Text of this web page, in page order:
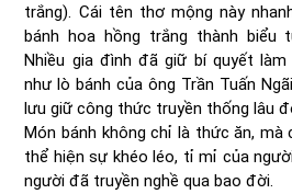
trắng). Cái tên thơ mộng này
bánh hoa hồng trắng thành biểu
Nhiều gia đình đã giữ bí quyết
như lò bánh của ông Trần Tuấn
lưu giữ công thức truyền thống lâu
Món bánh không chỉ là thức ăn, mà
thể hiện sự khéo léo, tỉ mỉ của
người đã truyền nghề qua bao đời.